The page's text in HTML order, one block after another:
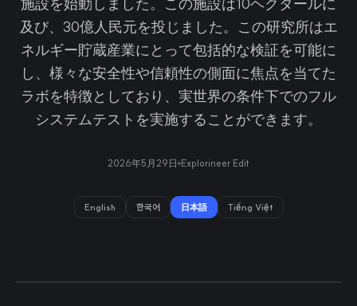
及び、30億人民元を投じました。この研究所はエ
ネルギー貯蔵産業にとって包括的な検証を可能に
し、様々な安全性や信頼性の側面に焦点を当てた
ラボを特徴としており、実世界の条件下でのフル
システムテストを実施することができます。
2026年5月29日 Explorineer Edit
English 한국어 日本語 Tiếng Việt